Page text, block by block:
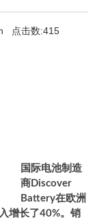
点击数:415
国际电池制造
商Discover
Battery在欧洲
增长了40%。销